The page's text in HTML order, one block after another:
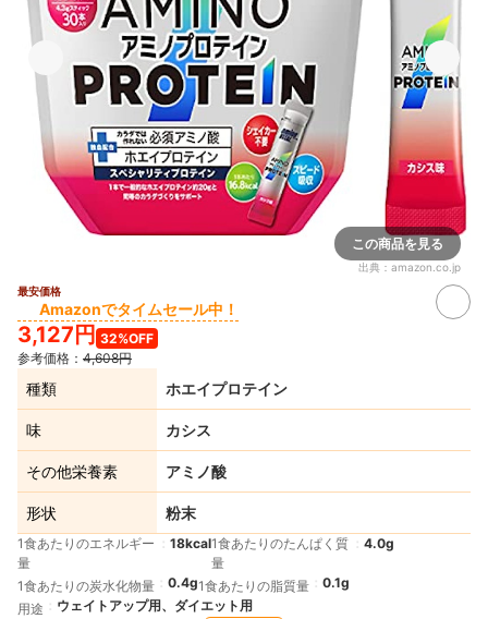
この商品を見る
出典： amazon.co.jp
最安価格
Amazonでタイムセール中！
3,127円 32%OFF
参考価格： 4,608円
種類 ホエイプロテイン
味 カシス
その他栄養素 アミノ酸
形状 粉末
1食あたりのエネルギー
量
18kcal1食あたりのたんぱく質
量
4.0g
1食あたりの炭水化物量 0.4g1食あたりの脂質量
0.1g
用途
ウェイトアップ用、ダイエット用